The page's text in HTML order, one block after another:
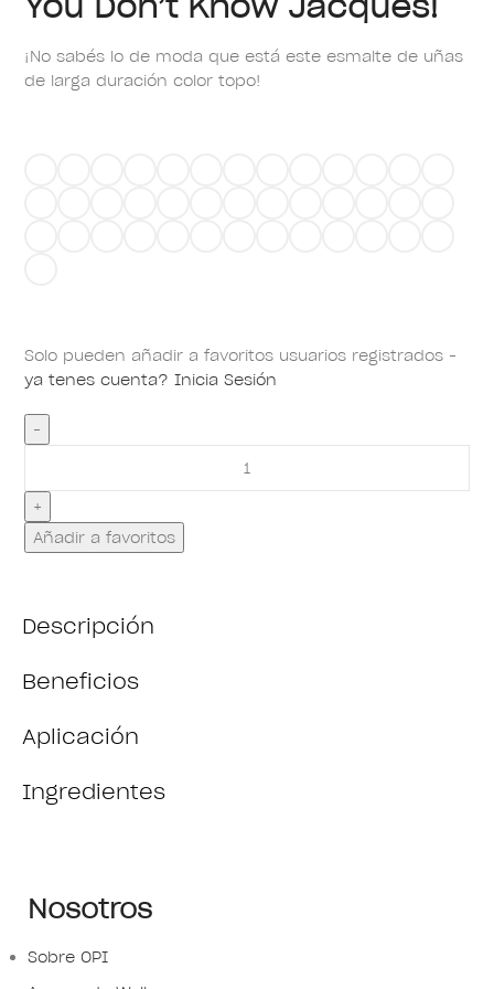
¡No sabés lo de moda que está este esmalte de uñas
de larga duración color topo!
Solo pueden añadir a favoritos usuarios registrados -
ya tenes cuenta? Inicia Sesión
Añadir a favoritos
Descripción
Beneficios
Aplicación
Ingredientes
Nosotros
Sobre OPI